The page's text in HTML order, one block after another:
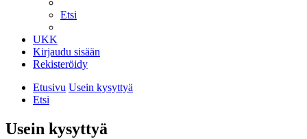
Etsi
UKK
Kirjaudu sisään
Rekisteröidy
Etusivu Usein kysyttyä
Etsi
Usein kysyttyä